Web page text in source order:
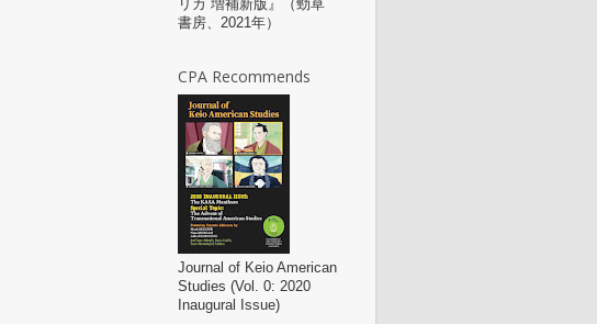
リカ 増補新版』（勁草
書房、2021年）
CPA Recommends
Journal of Keio American
Studies (Vol. 0: 2020
Inaugural Issue)